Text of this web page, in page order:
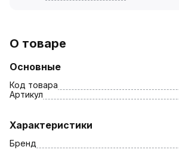
О товаре
Основные
Код товара
Артикул
Характеристики
Бренд